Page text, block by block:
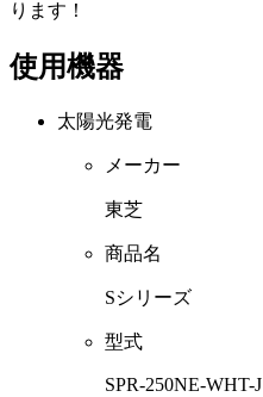
ります！
使用機器
太陽光発電
メーカー
東芝
商品名
Sシリーズ
型式
SPR-250NE-WHT-J